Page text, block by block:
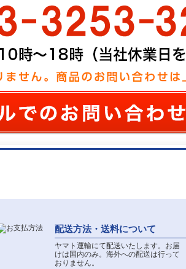
配送方法・送料について
ヤマト運輸にて配送いたします。お届
けは国内のみ。海外への配送は行って
おりません。